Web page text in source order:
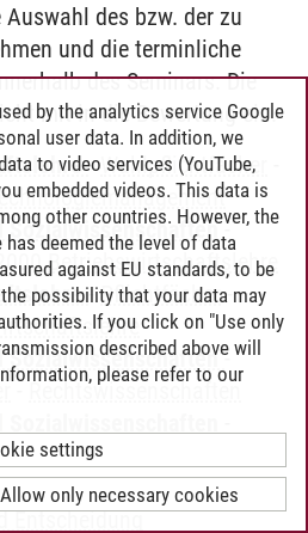
des bzw. der zu
und die terminliche
des Seminars. Die
mit in die Bewertung ein.
- Wahlpflichtfächer
Sozialwissenschaften-
Betriebswirtschaftslehre
-Pflichtfächer-
Sozialwissenschaften-
-Rechtswissenschaften
Rechtswissenschaften
-Wahlpflichtfächer-
Entscheidung
by the analytics service Google
user data. In addition, we
to video services (YouTube,
embedded videos. This data is
other countries. However, the
deemed the level of data
against EU standards, to be
possibility that your data may
If you click on "Use only
described above will
please refer to our
settings
Allow only necessary cookies